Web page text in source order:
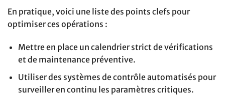
En pratique, voici une liste des points clefs pour
optimiser ces opérations :
Mettre en place un calendrier strict de vérifications
et de maintenance préventive.
Utiliser des systèmes de contrôle automatisés pour
surveiller en continu les paramètres critiques.